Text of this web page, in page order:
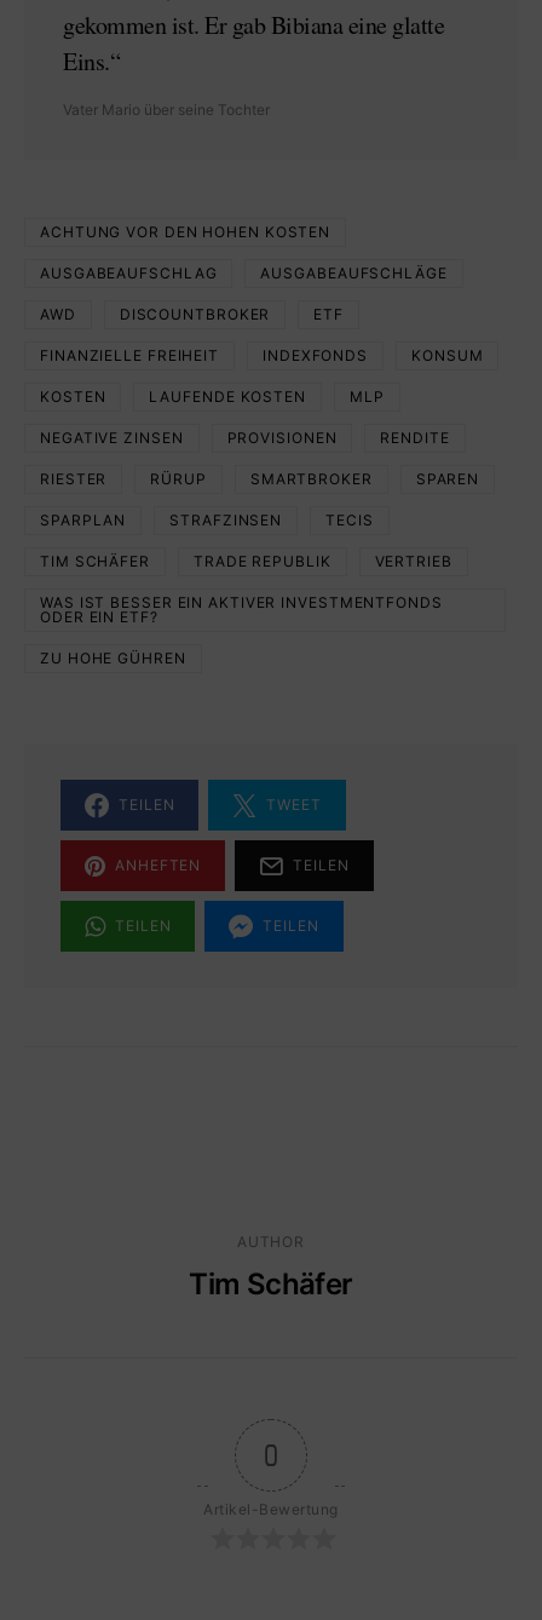
gekommen ist. Er gab Bibiana eine glatte
Eins.“
Vater Mario über seine Tochter
ACHTUNG VOR DEN HOHEN KOSTEN
AUSGABEAUFSCHLAG AUSGABEAUFSCHLÄGE
AWD DISCOUNTBROKER ETF
FINANZIELLE FREIHEIT INDEXFONDS KONSUM
KOSTEN LAUFENDE KOSTEN MLP
NEGATIVE ZINSEN PROVISIONEN RENDITE
RIESTER RÜRUP SMARTBROKER SPAREN
SPARPLAN STRAFZINSEN TECIS
TIM SCHÄFER TRADE REPUBLIK VERTRIEB
WAS IST BESSER EIN AKTIVER INVESTMENTFONDS
ODER EIN ETF?
ZU HOHE GÜHREN
TEILEN TWEET
ANHEFTEN TEILEN
TEILEN TEILEN
AUTHOR
Tim Schäfer
0
Artikel-Bewertung